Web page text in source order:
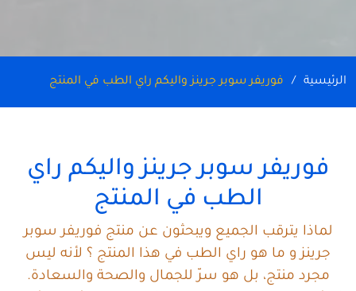
الرئيسية فوريفر سوبر جرينز واليكم راي الطب في المنتج
فوريفر سوبر جرينز واليكم راي
الطب في المنتج
لماذا يترقب الجميع ويبحثون عن منتج فوريفر سوبر
جرينز و ما هو راي الطب في هذا المنتج ؟ لأنه ليس
مجرد منتج، بل هو سرّ للجمال والصحة والسعادة.